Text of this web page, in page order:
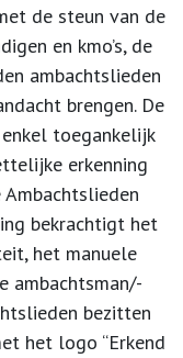
de steun van de
en kmo’s, de
ambachtslieden
brengen. De
toegankelijk
erkenning
Ambachtslieden
bekrachtigt het
het manuele
ambachtsman/-
bezitten
het logo “Erkend